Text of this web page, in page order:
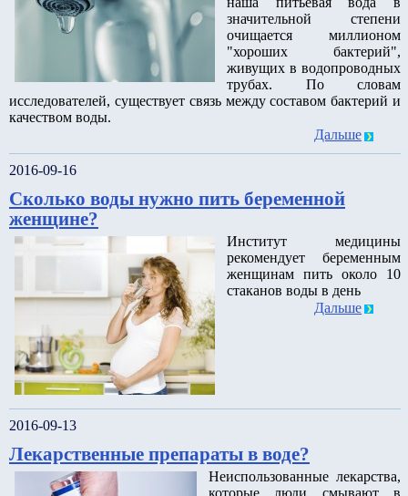
значительной степени
очищается миллионом
"хороших бактерий",
живущих в водопроводных
трубах. По словам
исследователей, существует связь между составом бактерий и
качеством воды.
Дальше
2016-09-16
Сколько воды нужно пить беременной
женщине?
Институт медицины
рекомендует беременным
женщинам пить около 10
стаканов воды в день
Дальше
2016-09-13
Лекарственные препараты в воде?
Неиспользованные лекарства,
которые люди смывают в